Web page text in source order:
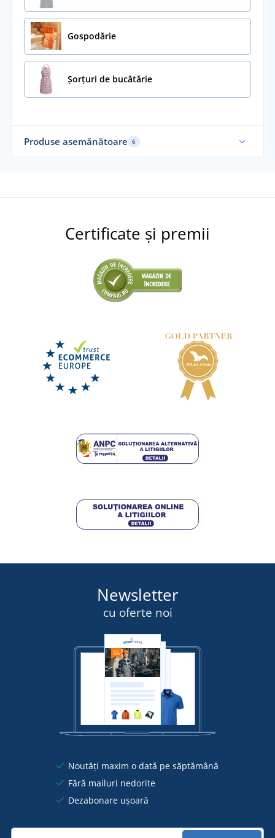
Gospodărie
Șorțuri de bucătărie
Produse asemănătoare 6
+29
Șorț de bucătărie cu cordon de gât și buzunar
65,25 lei
Certificate și premii
Newsletter
cu oferte noi
Noutăți maxim o dată pe săptămână
Fără mailuri nedorite
Dezabonare ușoară